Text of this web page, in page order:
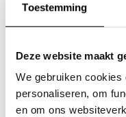
Toestemming
Deze website maakt
We gebruiken
personaliseren, om
en om ons